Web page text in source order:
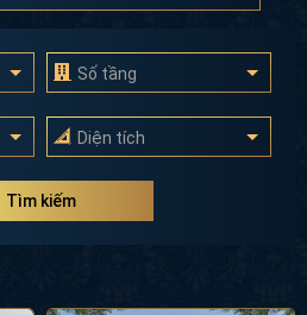
Số tầng
Diện tích
Tìm kiếm